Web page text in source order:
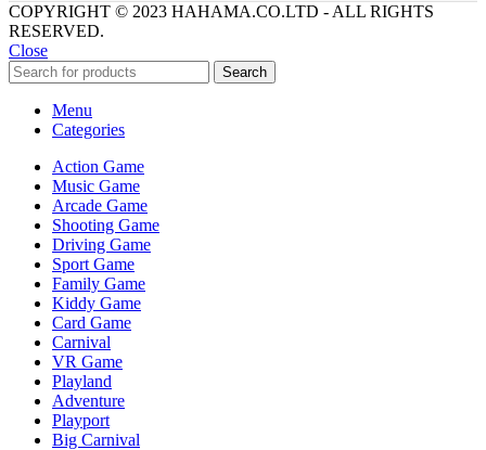
COPYRIGHT © 2023 HAHAMA.CO.LTD - ALL RIGHTS
RESERVED.
Close
Search
Menu
Categories
Action Game
Music Game
Arcade Game
Shooting Game
Driving Game
Sport Game
Family Game
Kiddy Game
Card Game
Carnival
VR Game
Playland
Adventure
Playport
Big Carnival